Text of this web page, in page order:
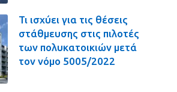
Τι ισχύει για τις θέσεις
στάθμευσης στις πιλοτές
των πολυκατοικιών μετά
τον νόμο 5005/2022